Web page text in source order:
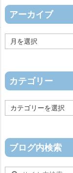
アーカイブ
ー
ブ
カテゴリー
テ
ー
ブログ内検索